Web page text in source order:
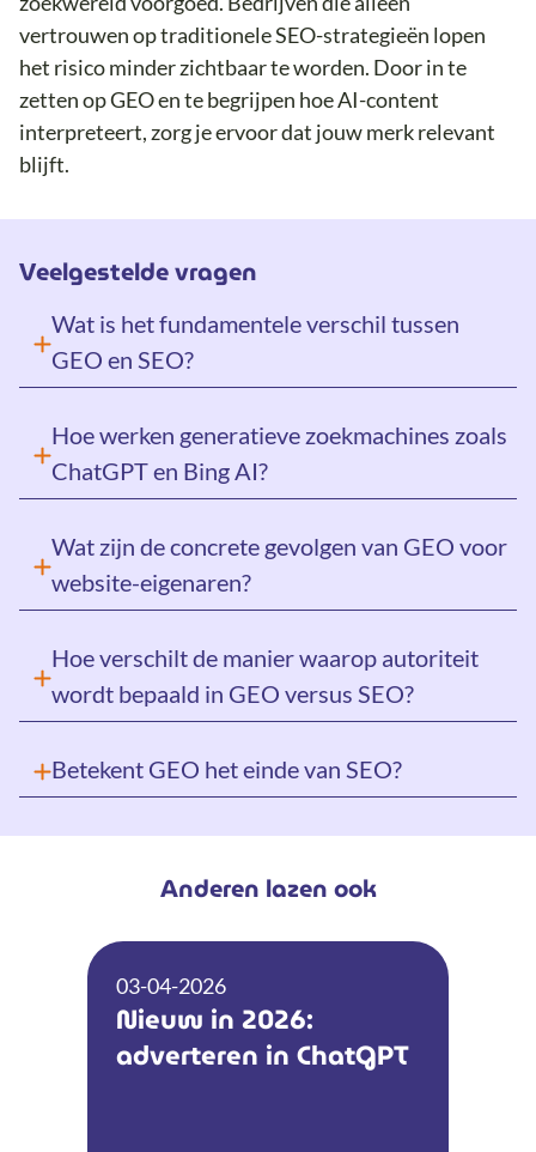
vertrouwen op traditionele SEO-strategieën lopen
het risico minder zichtbaar te worden. Door in te
zetten op GEO en te begrijpen hoe AI-content
interpreteert, zorg je ervoor dat jouw merk relevant
blijft.
Veelgestelde vragen
Wat is het fundamentele verschil tussen
GEO en SEO?
Hoe werken generatieve zoekmachines zoals
ChatGPT en Bing AI?
Wat zijn de concrete gevolgen van GEO voor
website-eigenaren?
Hoe verschilt de manier waarop autoriteit
wordt bepaald in GEO versus SEO?
Betekent GEO het einde van SEO?
Anderen lazen ook
03-04-2026
Nieuw in 2026:
adverteren in ChatGPT